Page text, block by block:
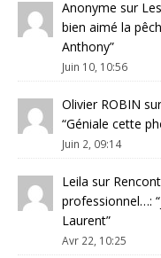
Anonyme sur
bien aimé la
Anthony”
Juin 10, 10:56
Olivier ROBIN
“Géniale cette
Juin 2, 09:14
Leila sur
professionnel…: “
Laurent”
Avr 22, 10:25